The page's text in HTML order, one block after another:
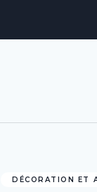
DÉCORATION ET